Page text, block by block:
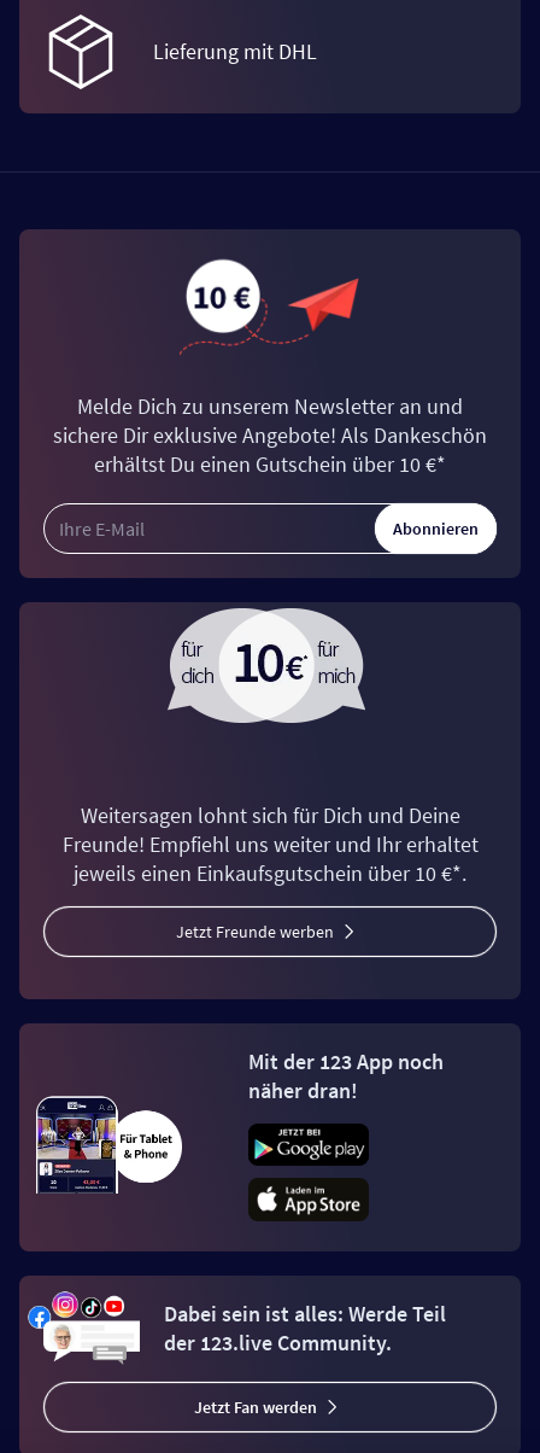
Lieferung mit DHL
Melde Dich zu unserem Newsletter an und
sichere Dir exklusive Angebote! Als Dankeschön
erhältst Du einen Gutschein über 10 €*
Abonnieren
Weitersagen lohnt sich für Dich und Deine
Freunde! Empfiehl uns weiter und Ihr erhaltet
jeweils einen Einkaufsgutschein über 10 €*.
Jetzt Freunde werben
Mit der 123 App noch
näher dran!
Dabei sein ist alles: Werde Teil
der 123.live Community.
Jetzt Fan werden